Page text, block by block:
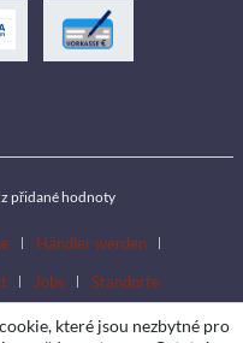
přidané hodnoty
Händler werden
Jobs Standorte
které jsou nezbytné pro